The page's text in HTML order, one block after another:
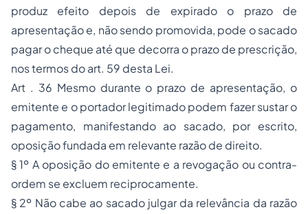
produz efeito depois de expirado o prazo de
apresentação e, não sendo promovida, pode o sacado
pagar o cheque até que decorra o prazo de prescrição,
nos termos do art. 59 desta Lei.
Art . 36 Mesmo durante o prazo de apresentação, o
emitente e o portador legitimado podem fazer sustar o
pagamento, manifestando ao sacado, por escrito,
oposição fundada em relevante razão de direito.
§ 1º A oposição do emitente e a revogação ou contra-
ordem se excluem reciprocamente.
§ 2º Não cabe ao sacado julgar da relevância da razão